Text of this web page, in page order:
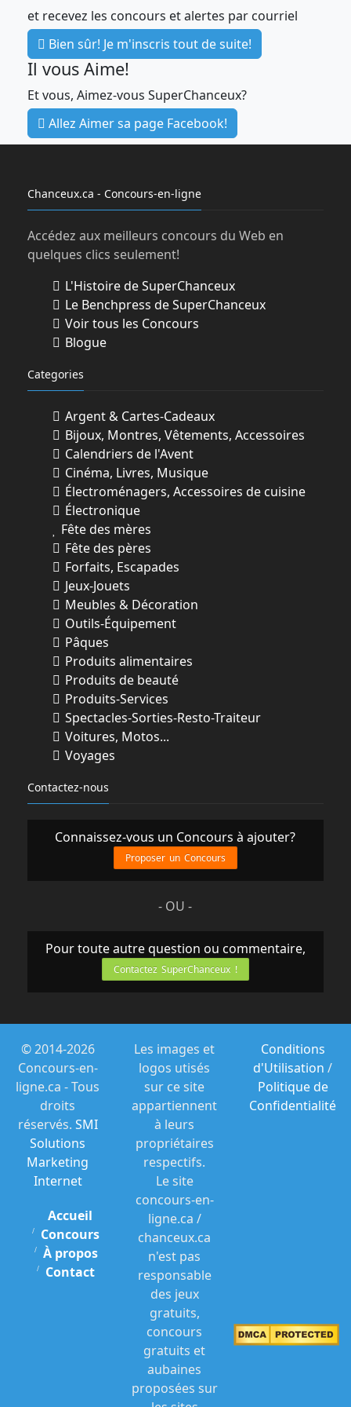
En vertu du Chapitre L-6 alinéa 14 des
règles sur les concours publicitaires, la
personne gagnante a 30 jours pour
réclamer son prix à partir du moment où
l’équipe de francoischarron.com a
communiquée avec elle pour l’informer
qu’elle est la personne gagnante. Au-delà
du délai de 30 jours, Synonyme Média se
Les employés de Synonyme média inc. et
les employés des entreprises sous-
traitantes collaborant au site
personnes avec qui ils sont domiciliés ne
peuvent participer au concours.
et recevez les concours et alertes par courriel
Bien sûr! Je m'inscris tout de suite!
Il vous Aime!
Et vous, Aimez-vous SuperChanceux?
Allez Aimer sa page Facebook!
Chanceux.ca - Concours-en-ligne
Accédez aux meilleurs concours du Web en
quelques clics seulement!
L'Histoire de SuperChanceux
Le Benchpress de SuperChanceux
Voir tous les Concours
Blogue
Categories
Argent & Cartes-Cadeaux
Bijoux, Montres, Vêtements, Accessoires
Calendriers de l'Avent
Cinéma, Livres, Musique
Électroménagers, Accessoires de cuisine
Électronique
Fête des mères
Fête des pères
Forfaits, Escapades
Jeux-Jouets
Meubles & Décoration
Outils-Équipement
Pâques
Produits alimentaires
Produits de beauté
Produits-Services
Spectacles-Sorties-Resto-Traiteur
Voitures, Motos...
Voyages
Contactez-nous
Connaissez-vous un Concours à ajouter?
Proposer un Concours
- OU -
Pour toute autre question ou commentaire,
Contactez SuperChanceux !
© 2014-2026
Concours-en-
ligne.ca - Tous
droits
réservés. SMI
Solutions
Marketing
Internet
Accueil
Concours
À propos
Contact
Les images et
logos utisés
sur ce site
appartiennent
à leurs
propriétaires
respectifs.
Le site
concours-en-
ligne.ca /
chanceux.ca
n'est pas
responsable
des jeux
gratuits,
concours
gratuits et
aubaines
proposées sur
Conditions
d'Utilisation /
Politique de
Confidentialité